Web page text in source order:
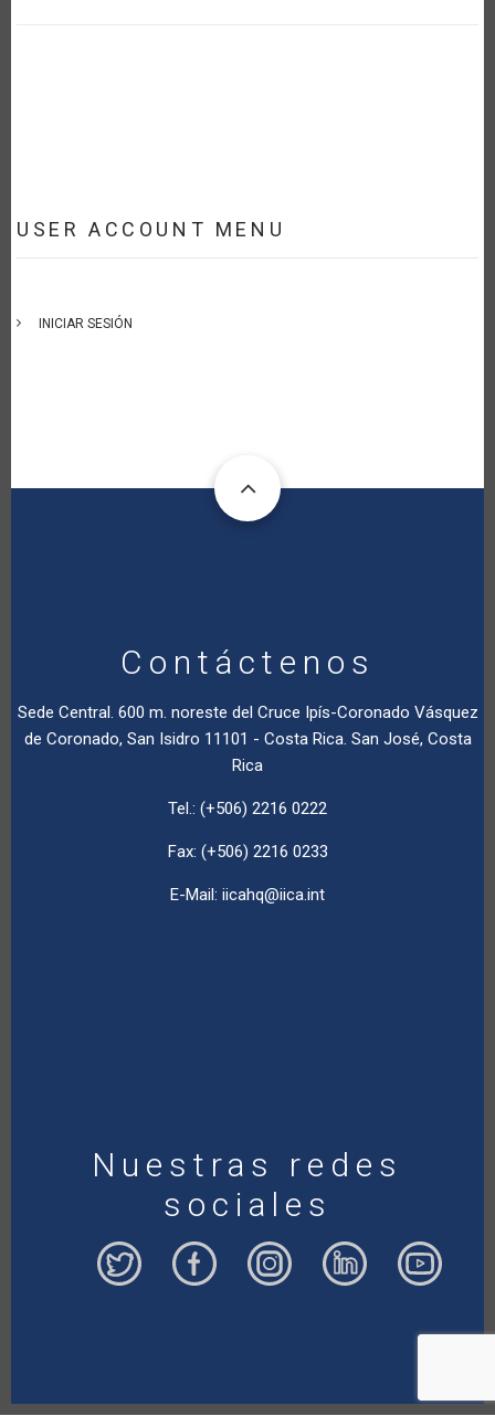
USER ACCOUNT MENU
INICIAR SESIÓN
Contáctenos
Sede Central. 600 m. noreste del Cruce Ipís-Coronado Vásquez
de Coronado, San Isidro 11101 - Costa Rica. San José, Costa
Rica
Tel.: (+506) 2216 0222
Fax: (+506) 2216 0233
E-Mail: iicahq@iica.int
Nuestras redes
sociales